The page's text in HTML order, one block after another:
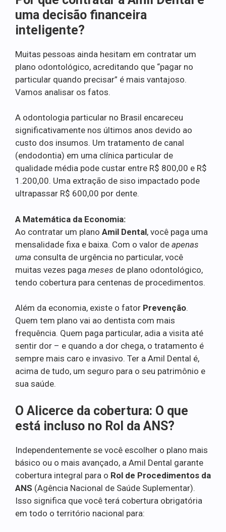
uma decisão financeira
inteligente?
Muitas pessoas ainda hesitam em contratar um
plano odontológico, acreditando que “pagar no
particular quando precisar” é mais vantajoso.
Vamos analisar os fatos.
A odontologia particular no Brasil encareceu
significativamente nos últimos anos devido ao
custo dos insumos. Um tratamento de canal
(endodontia) em uma clínica particular de
qualidade média pode custar entre R$ 800,00 e R$
1.200,00. Uma extração de siso impactado pode
ultrapassar R$ 600,00 por dente.
A Matemática da Economia:
Ao contratar um plano Amil Dental, você paga uma
mensalidade fixa e baixa. Com o valor de apenas
uma consulta de urgência no particular, você
muitas vezes paga meses de plano odontológico,
tendo cobertura para centenas de procedimentos.
Além da economia, existe o fator Prevenção.
Quem tem plano vai ao dentista com mais
frequência. Quem paga particular, adia a visita até
sentir dor – e quando a dor chega, o tratamento é
sempre mais caro e invasivo. Ter a Amil Dental é,
acima de tudo, um seguro para o seu patrimônio e
sua saúde.
O Alicerce da cobertura: O que
está incluso no Rol da ANS?
Independentemente se você escolher o plano mais
básico ou o mais avançado, a Amil Dental garante
cobertura integral para o Rol de Procedimentos da
ANS (Agência Nacional de Saúde Suplementar).
Isso significa que você terá cobertura obrigatória
em todo o território nacional para: